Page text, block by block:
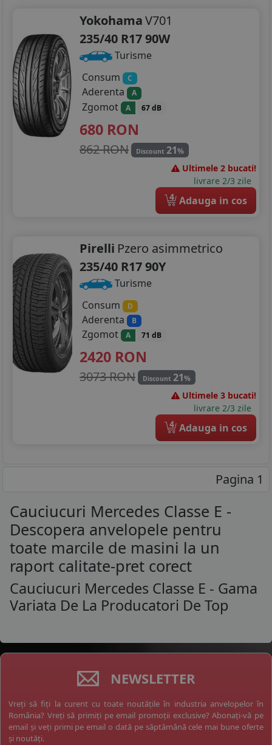
YokohamaV701
235/40 R17 90W
Turisme
Consum
C
Aderenta A
Zgomot A 67 dB
680 RON
862 RON Discount 21%
Ultimele 2 bucati!
livrare 2/3 zile
4 Adauga in cos
Pirelli Pzero asimmetrico
235/40 R17 90Y
Turisme
Consum
D
Aderenta B
Zgomot A 71 dB
2420 RON
3073 RON Discount 21%
Ultimele 3 bucati!
livrare 2/3 zile
4 Adauga in cos
Pagina 1
Cauciucuri Mercedes Classe E -
Descopera anvelopele pentru
toate marcile de masini la un
raport calitate-pret corect
Cauciucuri Mercedes Classe E - Gama
Variata De La Producatori De Top
NEWSLETTER
Vreți să fiți la curent cu toate noutățile în industria anvelopelor în
România? Vreți să primiți pe email promoții exclusive? Abonați-vă pe
email și veți primi pe email o dată pe săptămână cele mai bune oferte
și noutăți.